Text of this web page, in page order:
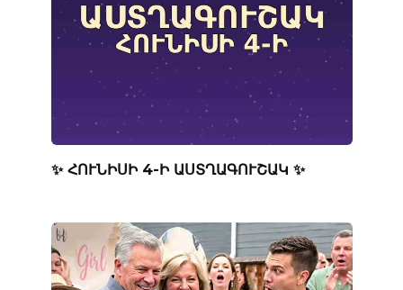
✨ ՀՈՒՆԻՍԻ 4-Ի ԱՍՏՂԱԳՈՒՇԱԿ ✨